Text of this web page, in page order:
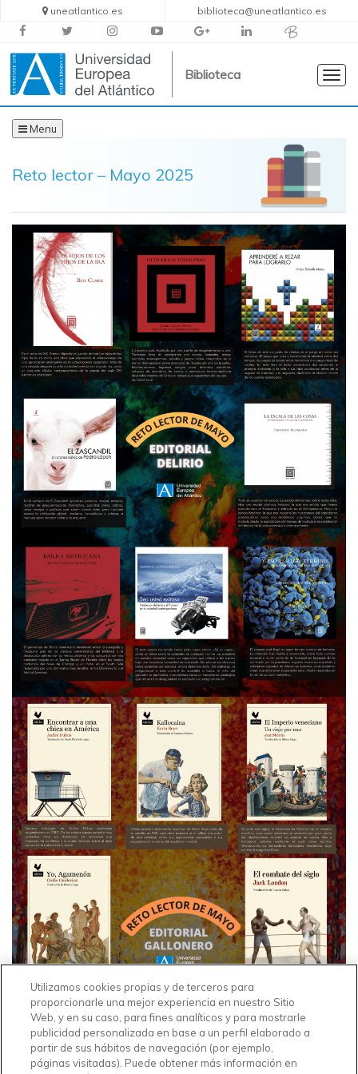
uneatlantico.es biblioteca@uneatlantico.es
Biblioteca
Menu
Reto lector – Mayo 2025
Utilizamos cookies propias y de terceros para
proporcionarle una mejor experiencia en nuestro Sitio
Web, y en su caso, para fines analíticos y para mostrarle
publicidad personalizada en base a un perfil elaborado a
partir de sus hábitos de navegación (por ejemplo,
páginas visitadas). Puede obtener más información en